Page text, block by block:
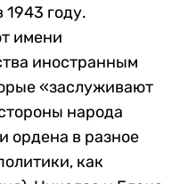
году.
имени
иностранным
«заслуживают
народа
ордена в разное
как